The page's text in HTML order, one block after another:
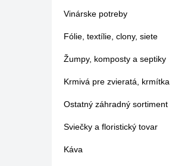
Vinárske potreby
Fólie, textílie, clony, siete
Žumpy, komposty a septiky
Krmivá pre zvieratá, krmítka
Ostatný záhradný sortiment
Sviečky a floristický tovar
Káva